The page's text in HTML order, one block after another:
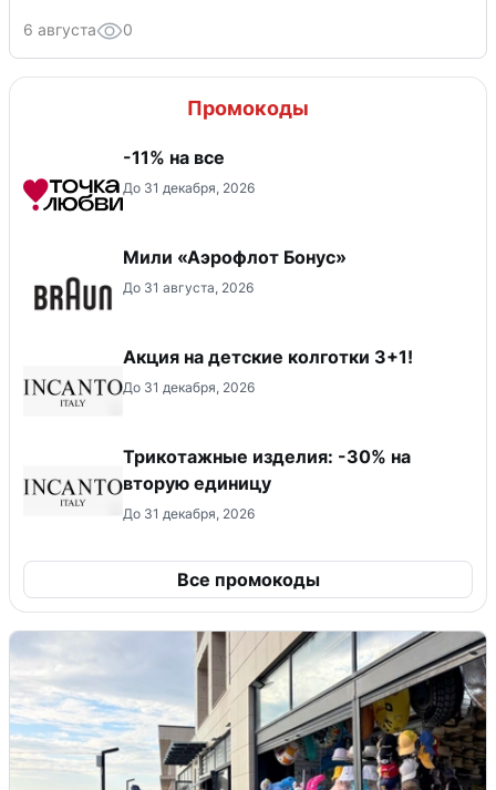
6 августа 0
Промокоды
-11% на все
До 31 декабря, 2026
Мили «Аэрофлот Бонус»
До 31 августа, 2026
Акция на детские колготки 3+1!
До 31 декабря, 2026
Трикотажные изделия: -30% на
вторую единицу
До 31 декабря, 2026
Все промокоды